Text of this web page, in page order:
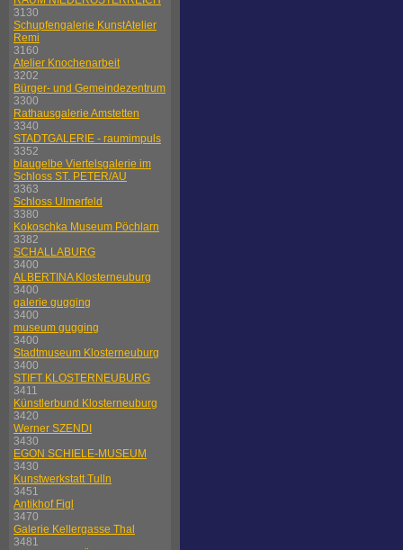
3130
Schupfengalerie KunstAtelier
Remi
3160
Atelier Knochenarbeit
3202
Bürger- und Gemeindezentrum
3300
Rathausgalerie Amstetten
3340
STADTGALERIE - raumimpuls
3352
blaugelbe Viertelsgalerie im
Schloss ST. PETER/AU
3363
Schloss Ulmerfeld
3380
Kokoschka Museum Pöchlarn
3382
SCHALLABURG
3400
ALBERTINA Klosterneuburg
3400
galerie gugging
3400
museum gugging
3400
Stadtmuseum Klosterneuburg
3400
STIFT KLOSTERNEUBURG
3411
Künstlerbund Klosterneuburg
3420
Werner SZENDI
3430
EGON SCHIELE-MUSEUM
3430
Kunstwerkstatt Tulln
3451
Antikhof Figl
3470
Galerie Kellergasse Thal
3481